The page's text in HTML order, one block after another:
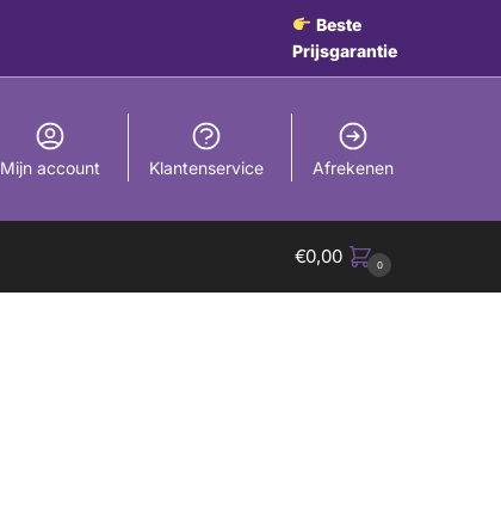
Beste
Prijsgarantie
Mijn account Klantenservice Afrekenen
€0,00 0